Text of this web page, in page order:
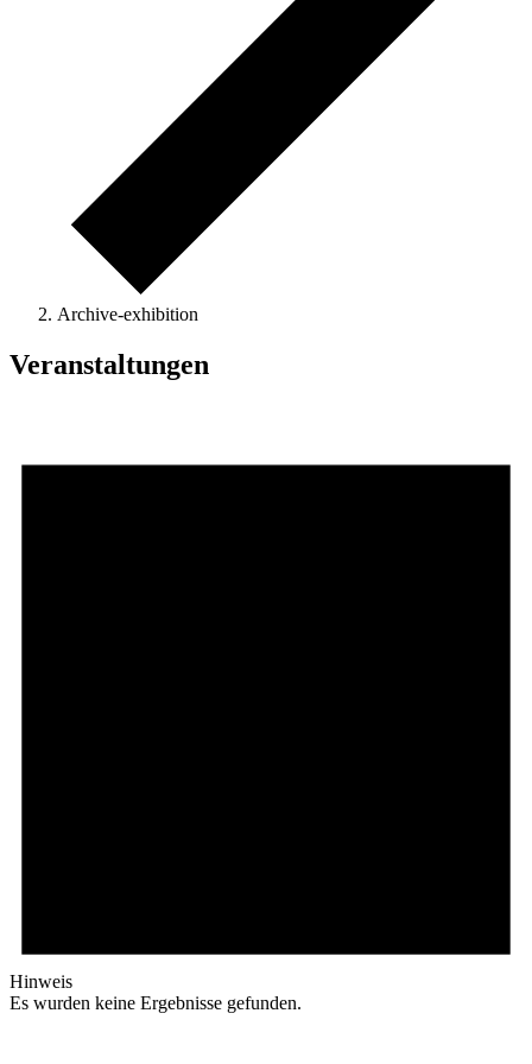
Archive-exhibition
Veranstaltungen
Hinweis
Es wurden keine Ergebnisse gefunden.